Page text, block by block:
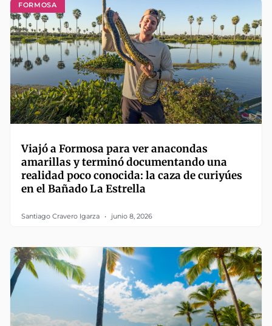
FORMOSA
Viajó a Formosa para ver anacondas
amarillas y terminó documentando una
realidad poco conocida: la caza de curiyúes
en el Bañado La Estrella
Santiago Cravero Igarza junio 8, 2026